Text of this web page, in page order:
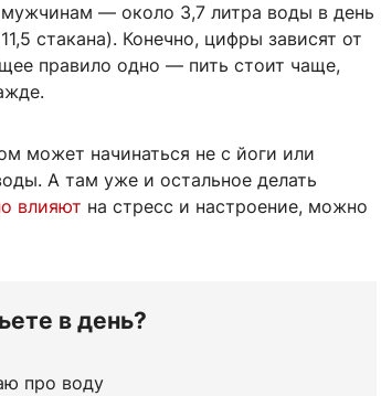
— около 3,7 литра воды в день
стакана). Конечно, цифры зависят от
правило одно — пить стоит чаще,
может начинаться не с йоги или
А там уже и остальное делать
влияют на стресс и настроение, можно
в день?
про воду